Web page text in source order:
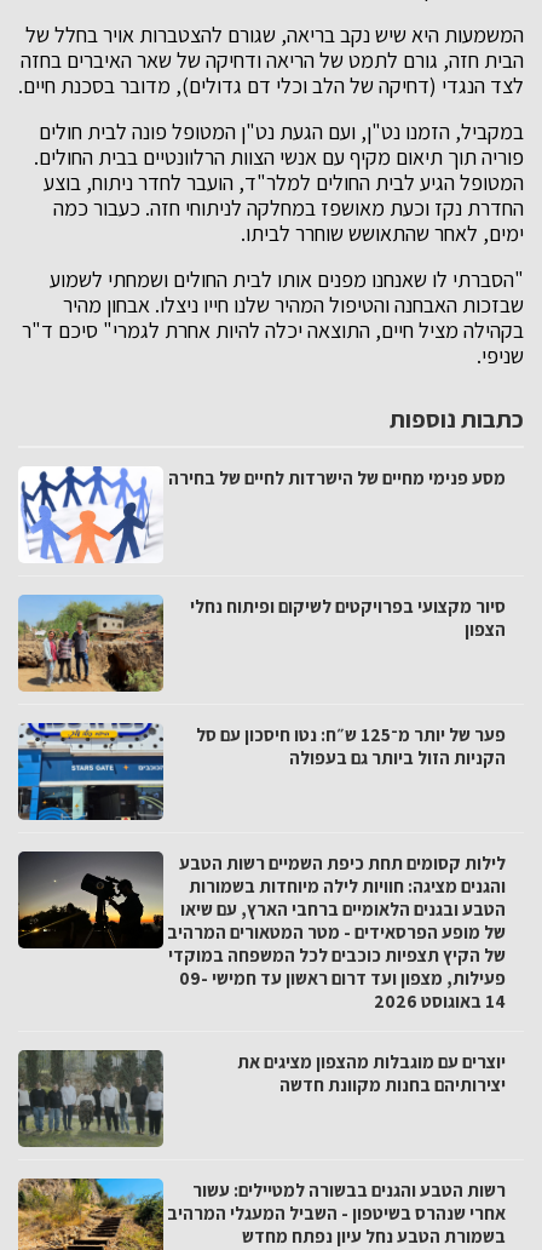
המשמעות היא שיש נקב בריאה, שגורם להצטברות אויר בחלל של
הבית חזה, גורם לתמט של הריאה ודחיקה של שאר האיברים בחזה
לצד הנגדי (דחיקה של הלב וכלי דם גדולים), מדובר בסכנת חיים.
במקביל, הזמנו נט"ן, ועם הגעת נט"ן המטופל פונה לבית חולים
פוריה תוך תיאום מקיף עם אנשי הצוות הרלוונטיים בבית החולים.
המטופל הגיע לבית החולים למלר"ד, הועבר לחדר ניתוח, בוצע
החדרת נקז וכעת מאושפז במחלקה לניתוחי חזה. כעבור כמה
ימים, לאחר שהתאושש שוחרר לביתו.
"הסברתי לו שאנחנו מפנים אותו לבית החולים ושמחתי לשמוע
שבזכות האבחנה והטיפול המהיר שלנו חייו ניצלו. אבחון מהיר
בקהילה מציל חיים, התוצאה יכלה להיות אחרת לגמרי" סיכם ד"ר
שניפי.
כתבות נוספות
מסע פנימי מחיים של הישרדות לחיים של בחירה
סיור מקצועי בפרויקטים לשיקום ופיתוח נחלי
הצפון
פער של יותר מ־125 ש״ח: נטו חיסכון עם סל
הקניות הזול ביותר גם בעפולה
לילות קסומים תחת כיפת השמיים רשות הטבע
והגנים מציגה: חוויות לילה מיוחדות בשמורות
הטבע ובגנים הלאומיים ברחבי הארץ, עם שיאו
של מופע הפרסאידים - מטר המטאורים המרהיב
של הקיץ תצפיות כוכבים לכל המשפחה במוקדי
פעילות, מצפון ועד דרום ראשון עד חמישי 09-
14 באוגוסט 2026
יוצרים עם מוגבלות מהצפון מציגים את
יצירותיהם בחנות מקוונת חדשה
רשות הטבע והגנים בבשורה למטיילים: עשור
אחרי שנהרס בשיטפון - השביל המעגלי המרהיב
בשמורת הטבע נחל עיון נפתח מחדש